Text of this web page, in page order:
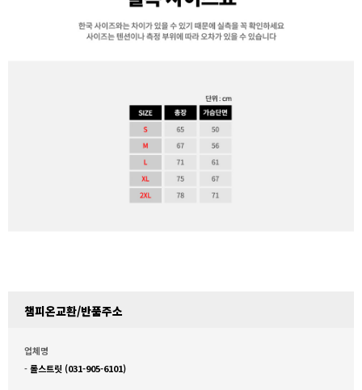
챔피온교환/반품주소
업체명
-롤스트릿 (031-905-6101)